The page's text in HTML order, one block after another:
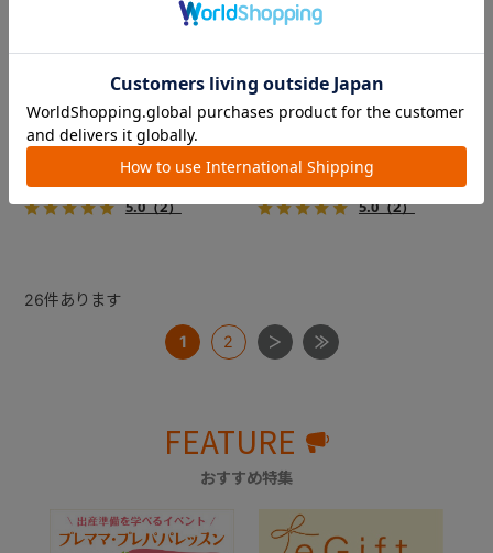
新色登場！幌はファスナー式
でラクラク開閉でき、ワンち
ゃんやネコちゃんの抜け出し
を防止！キャリー部前面にメ
ッシュがプラスされた通気性
￥39,600
5.0（2）
ルファ
新色登場！幌はファスナー式
ゃんやネコちゃんの抜け出し
を防止！キャリー部前面にメ
ッシュがプラスされた通気性
￥39,600
5.0（2）
26件あります
1 2
FEATURE
おすすめ特集